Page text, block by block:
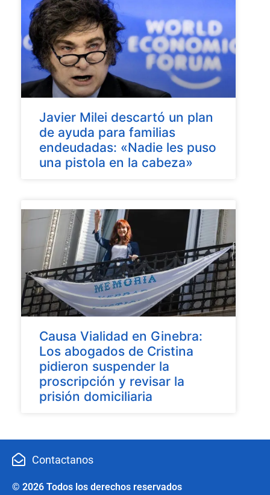
Javier Milei descartó un plan
de ayuda para familias
endeudadas: «Nadie les puso
una pistola en la cabeza»
Causa Vialidad en Ginebra:
Los abogados de Cristina
pidieron suspender la
proscripción y revisar la
prisión domiciliaria
Contactanos
© 2026 Todos los derechos reservados